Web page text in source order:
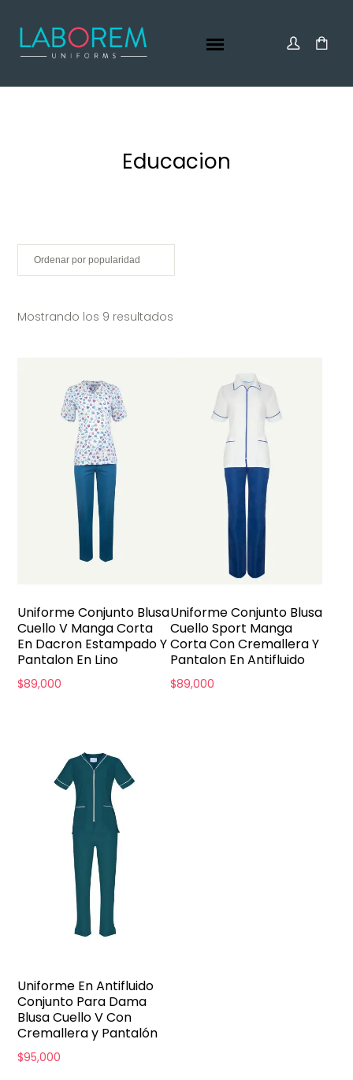
Educacion
Mostrando los 9 resultados
Uniforme Conjunto Blusa
Cuello V Manga Corta
En Dacron Estampado Y
Pantalon En Lino
$89,000
Uniforme Conjunto Blusa
Cuello Sport Manga
Corta Con Cremallera Y
Pantalon En Antifluido
$89,000
Uniforme En Antifluido
Conjunto Para Dama
Blusa Cuello V Con
Cremallera y Pantalón
$95,000